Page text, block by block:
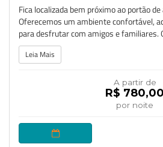
Fica localizada bem próximo ao portão
Oferecemos um ambiente confortável,
para desfrutar com amigos e familiares.
Leia Mais
A partir de
R$ 780,00
por noite